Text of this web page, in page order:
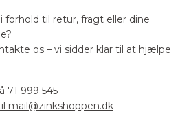
forhold til retur, fragt eller dine
os – vi sidder klar til at hjælpe
71 999 545
mail@zinkshoppen.dk